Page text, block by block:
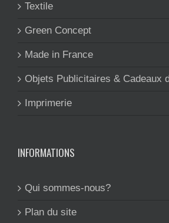
Textile
Green Concept
Made in France
Objets Publicitaires & Cadeaux
Imprimerie
INFORMATIONS
Qui sommes-nous?
Plan du site